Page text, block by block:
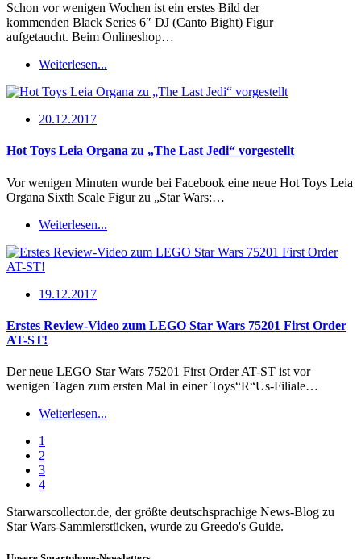
Schon vor wenigen Wochen ist ein erstes Bild der
kommenden Black Series 6″ DJ (Canto Bight) Figur
aufgetaucht. Beim Onlineshop…
Weiterlesen...
20.12.2017
Hot Toys Leia Organa zu „The Last Jedi“ vorgestellt
Vor wenigen Minuten wurde bei Facebook eine neue Hot Toys Leia
Organa Sixth Scale Figur zu „Star Wars:…
Weiterlesen...
19.12.2017
Erstes Review-Video zum LEGO Star Wars 75201 First Order
AT-ST!
Der neue LEGO Star Wars 75201 First Order AT-ST ist vor
wenigen Tagen zum ersten Mal in einer Toys“R“Us-Filiale…
Weiterlesen...
1
2
3
4
Starwarscollector.de, der größte deutschsprachige News-Blog zu
Star Wars-Sammlerstücken, wurde zu Greedo's Guide.